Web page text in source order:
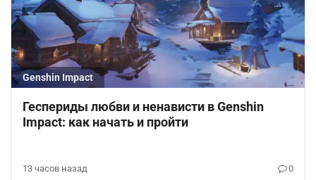
Genshin Impact
Геспериды любви и ненависти в Genshin
Impact: как начать и пройти
13 часов назад 0